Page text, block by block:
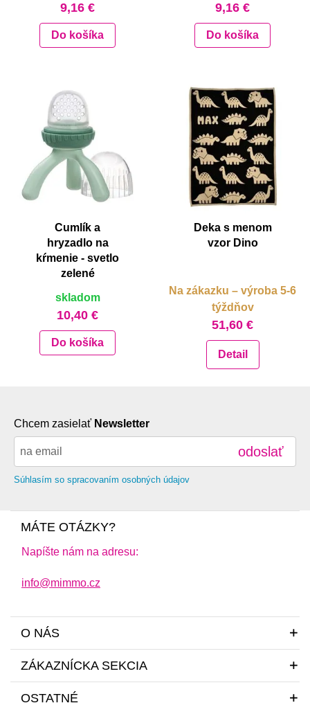
9,16 €
Do košíka
9,16 €
Do košíka
Cumlík a
hryzadlo na
kŕmenie - svetlo
zelené
skladom
10,40 €
Do košíka
Deka s menom
vzor Dino
Na zákazku – výroba 5-6
týždňov
51,60 €
Detail
Chcem zasielať Newsletter
odoslať
Súhlasím so spracovaním osobných údajov
MÁTE OTÁZKY?
Napíšte nám na adresu:
info@mimmo.cz
O NÁS
ZÁKAZNÍCKA SEKCIA
OSTATNÉ